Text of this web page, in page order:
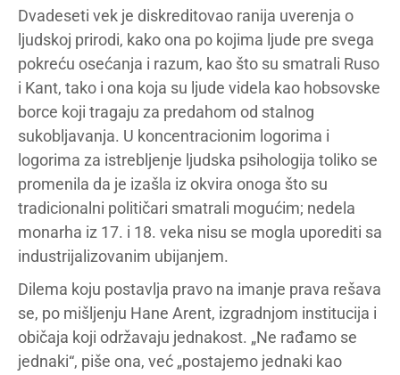
Dvadeseti vek je diskreditovao ranija uverenja o
ljudskoj prirodi, kako ona po kojima ljude pre svega
pokreću osećanja i razum, kao što su smatrali Ruso
i Kant, tako i ona koja su ljude videla kao hobsovske
borce koji tragaju za predahom od stalnog
sukobljavanja. U koncentracionim logorima i
logorima za istrebljenje ljudska psihologija toliko se
promenila da je izašla iz okvira onoga što su
tradicionalni političari smatrali mogućim; nedela
monarha iz 17. i 18. veka nisu se mogla uporediti sa
industrijalizovanim ubijanjem.
Dilema koju postavlja pravo na imanje prava rešava
se, po mišljenju Hane Arent, izgradnjom institucija i
običaja koji održavaju jednakost. „Ne rađamo se
jednaki“, piše ona, već „postajemo jednaki kao